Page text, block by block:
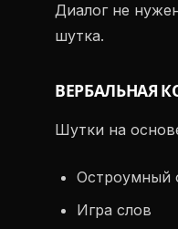
Диалог не
шутка.
ВЕРБАЛЬНАЯ
Шутки на
Остроумный
Игра слов